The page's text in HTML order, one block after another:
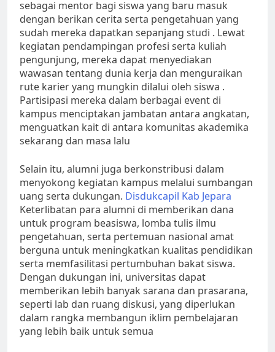
sebagai mentor bagi siswa yang baru masuk
dengan berikan cerita serta pengetahuan yang
sudah mereka dapatkan sepanjang studi . Lewat
kegiatan pendampingan profesi serta kuliah
pengunjung, mereka dapat menyediakan
wawasan tentang dunia kerja dan menguraikan
rute karier yang mungkin dilalui oleh siswa .
Partisipasi mereka dalam berbagai event di
kampus menciptakan jambatan antara angkatan,
menguatkan kait di antara komunitas akademika
sekarang dan masa lalu
Selain itu, alumni juga berkonstribusi dalam
menyokong kegiatan kampus melalui sumbangan
uang serta dukungan. Disdukcapil Kab Jepara
Keterlibatan para alumni di memberikan dana
untuk program beasiswa, lomba tulis ilmu
pengetahuan, serta pertemuan nasional amat
berguna untuk meningkatkan kualitas pendidikan
serta memfasilitasi pertumbuhan bakat siswa.
Dengan dukungan ini, universitas dapat
memberikan lebih banyak sarana dan prasarana,
seperti lab dan ruang diskusi, yang diperlukan
dalam rangka membangun iklim pembelajaran
yang lebih baik untuk semua